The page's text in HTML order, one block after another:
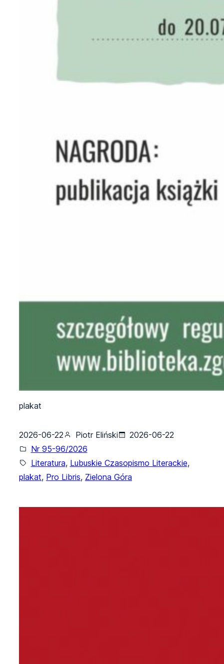
plakat
2026-06-22 Piotr Eliński
2026-06-22
Nr 95-96/2026
Literatura, Lubuskie Czasopismo Literackie,
plakat, Pro Libris, Zielona Góra